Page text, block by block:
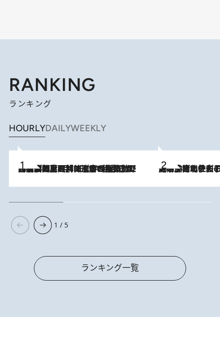
RANKING
ランキング
HOURLYDAILYWEEKLY
2026.8.8
「最後に見られてよかった」上野動物園の東園パンダ舎が解体前に特別公開。8月16日まで延長されたパネル展と共に辿る“半世紀”のパンダ飼育《解体工事の図面あり》 2026.8.3
《「文士の子ども被害者の会」発足！》阿川佐和子（72）が語る遠藤周作に北杜夫、劇作家・矢代静一の子どもたちの“文豪プライベート事件簿”
1 / 5
ランキング一覧